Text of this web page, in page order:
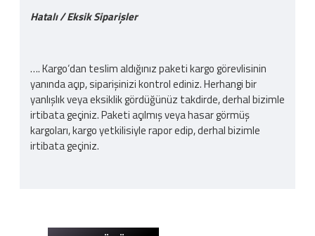
Hatalı / Eksik Siparişler
…. Kargo‘dan teslim aldığınız paketi kargo görevlisinin
yanında açıp, siparişinizi kontrol ediniz. Herhangi bir
yanlışlık veya eksiklik gördüğünüz takdirde, derhal bizimle
irtibata geçiniz. Paketi açılmış veya hasar görmüş
kargoları, kargo yetkilisiyle rapor edip, derhal bizimle
irtibata geçiniz.